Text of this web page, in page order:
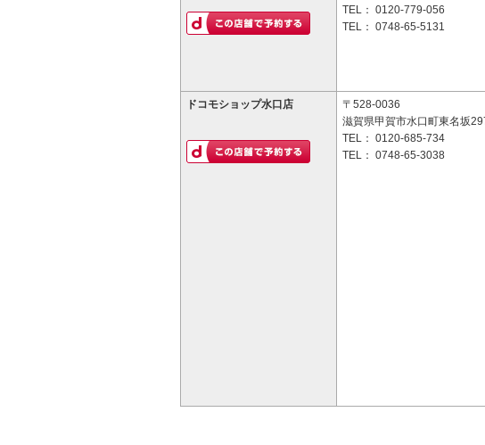
TEL： 0120-779-056
TEL： 0748-65-5131
ドコモショップ水口店
〒528-0036
滋賀県甲賀市水口町東名坂
TEL： 0120-685-734
TEL： 0748-65-3038